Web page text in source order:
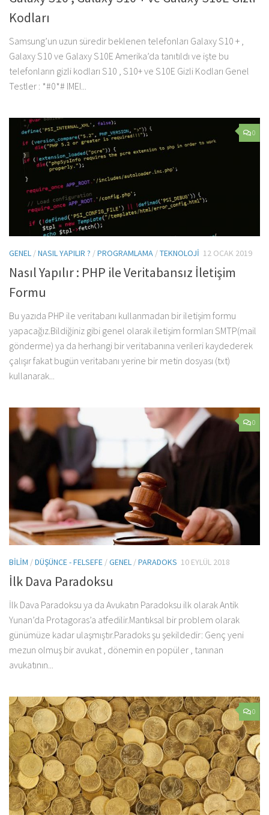
Kodları
Samsung’un uzun süredir beklenen telefonları Galaxy S10 + ,
Galaxy S10 ve Galaxy S10E Amerika’da tanıtıldı ve işte bu
telefonların gizli kodları S10 , S10+ ve S10E Gizli Kodları Genel
Testler : *#0*# IMEI...
0
GENEL /NASIL YAPILIR ? /PROGRAMLAMA /TEKNOLOJI 12 OCAK 2019
Nasıl Yapılır : PHP ile Veritabansız İletişim
Formu
Bu yazıda PHP ile veritabanı kullanmadan bir iletişim formu
yapacağız.Bildiğiniz gibi genel olarak iletişim formları SMTP(mail
gönderme) ya da herhangi bir veritabanına verileri kaydederek
çalışır fakat bugün veritabanı yerine bir metin dosyası (txt)
kullanarak...
0
BILIM /DÜŞÜNCE - FELSEFE /GENEL /PARADOKS 10 EYLÜL 2018
İlk Dava Paradoksu
İlk Dava Paradoksu ya da Avukatın Paradoksu ilk olarak Antik
Yunan’da Protagoras’a atfedilir.Mantıksal bir problem olarak
günümüze kadar ulaşmıştır.Paradoks şu şekildedir: Genç yeni
mezun olmuş bir avukat , dönemin en popüler , tanınan
avukatının...
0